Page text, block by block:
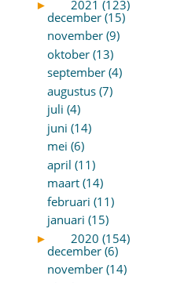
►
2021 (123)
december (15)
november (9)
oktober (13)
september (4)
augustus (7)
juli (4)
juni (14)
mei (6)
april (11)
maart (14)
februari (11)
januari (15)
►
2020 (154)
december (6)
november (14)